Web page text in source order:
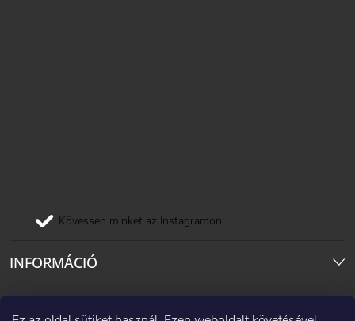
Kövessen minket az Instagramon
INFORMÁCIÓ